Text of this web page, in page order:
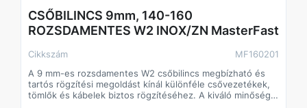
CSŐBILINCS 9mm, 140-160
ROZSDAMENTES W2 INOX/ZN MasterFast
Cikkszám
MF160201
A 9 mm-es rozsdamentes W2 csőbilincs megbízható és
tartós rögzítési megoldást kínál különféle csővezetékek,
tömlők és kábelek biztos rögzítéséhez. A kiváló minőségű